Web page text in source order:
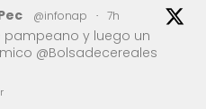
@infonap · 7h
pampeano y luego un
@Bolsadecereales